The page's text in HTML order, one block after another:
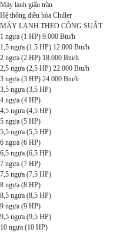
Máy lạnh giấu trần
Hệ thống điều hòa Chiller
MÁY LẠNH THEO CÔNG SUẤT
1 ngựa (1 HP) 9.000 Btu/h
1,5 ngựa (1.5 HP) 12.000 Btu/h
2 ngựa (2 HP) 18.000 Btu/h
2,5 ngựa (2,5 HP) 22.000 Btu/h
3 ngựa (3 HP) 24.000 Btu/h
3,5 ngựa (3,5 HP)
4 ngựa (4 HP)
4,5 ngựa (4,5 HP)
5 ngựa (5 HP)
5,5 ngựa (5,5 HP)
6 ngựa (6 HP)
6,5 ngựa (6,5 HP)
7 ngựa (7 HP)
7,5 ngựa (7,5 HP)
8 ngựa (8 HP)
8,5 ngựa (8,5 HP)
9 ngựa (9 HP)
9,5 ngựa (9,5 HP)
10 ngựa (10 HP)